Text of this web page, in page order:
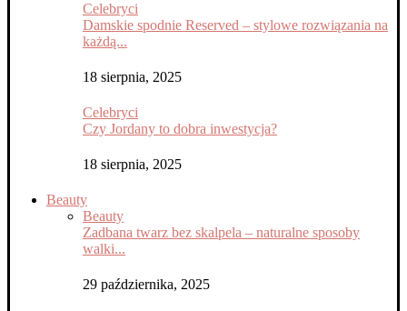
Celebryci
Damskie spodnie Reserved – stylowe rozwiązania na
każdą...
18 sierpnia, 2025
Celebryci
Czy Jordany to dobra inwestycja?
18 sierpnia, 2025
Beauty
Beauty
Zadbana twarz bez skalpela – naturalne sposoby
walki...
29 października, 2025